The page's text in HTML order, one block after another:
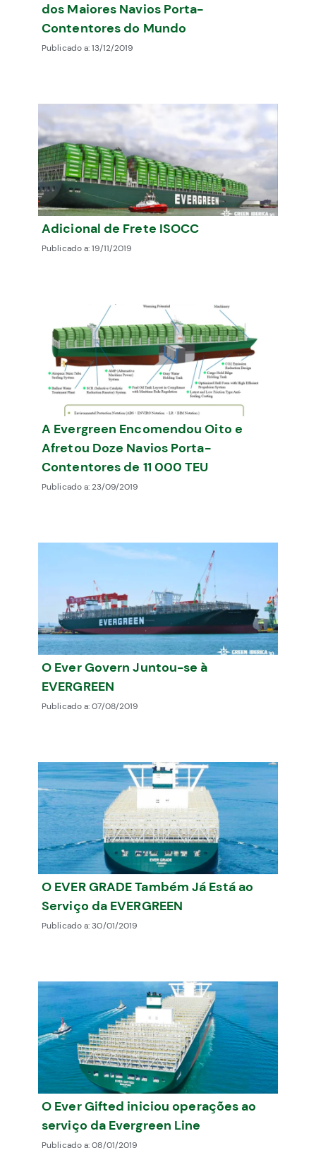
dos Maiores Navios Porta-
Contentores do Mundo
Publicado a:13/12/2019
Adicional de Frete ISOCC
Publicado a:19/11/2019
A Evergreen Encomendou Oito e
Afretou Doze Navios Porta-
Contentores de 11 000 TEU
Publicado a:23/09/2019
O Ever Govern Juntou-se à
EVERGREEN
Publicado a:07/08/2019
O EVER GRADE Também Já Está ao
Serviço da EVERGREEN
Publicado a:30/01/2019
O Ever Gifted iniciou operações ao
serviço da Evergreen Line
Publicado a:08/01/2019